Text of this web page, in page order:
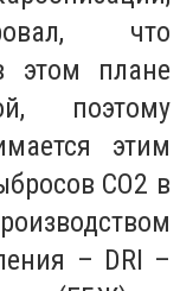
что
этом плане
поэтому
этим
СО2 в
– DRI –